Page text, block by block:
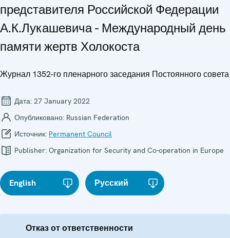
представителя Российской Федерации
А.К.Лукашевича - Международный день
памяти жертв Холокоста
Журнал 1352-го пленарного заседания Постоянного совета
Дата: 27 January 2022
Опубликовано: Russian Federation
Источник: Permanent Council
Publisher: Organization for Security and Co-operation in Europe
English Русский
Отказ от ответственности